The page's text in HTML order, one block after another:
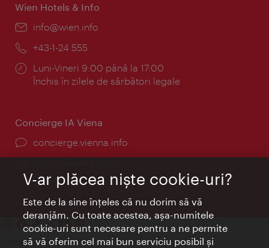
Wien Hotels & Info
E-
info@wien.info
Telefon:
+43-1-24 555
Program:
Luni-Vineri 9:00 până la 17:00
Închis în zilele de sărbători legale
Concierge IA Viena
concierge.vienna.info
Contact
V-ar plăcea nişte cookie-uri?
Este de la sine înţeles că nu dorim să vă
deranjăm. Cu toate acestea, aşa-numitele
cookie-uri sunt necesare pentru a ne permite
să vă oferim cel mai bun serviciu posibil şi